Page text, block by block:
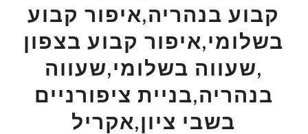
קבוע בנהריה,איפור קבוע
בשלומי,איפור קבוע בצפון
,שעווה בשלומי,שעווה
בנהריה,בניית ציפורניים
בשבי ציון,אקריל